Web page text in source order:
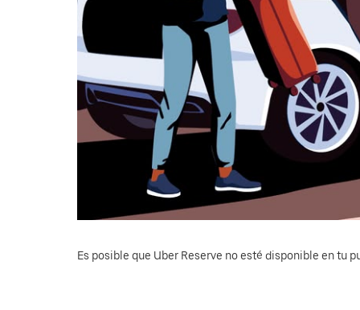
Es posible que Uber Reserve no esté disponible en tu